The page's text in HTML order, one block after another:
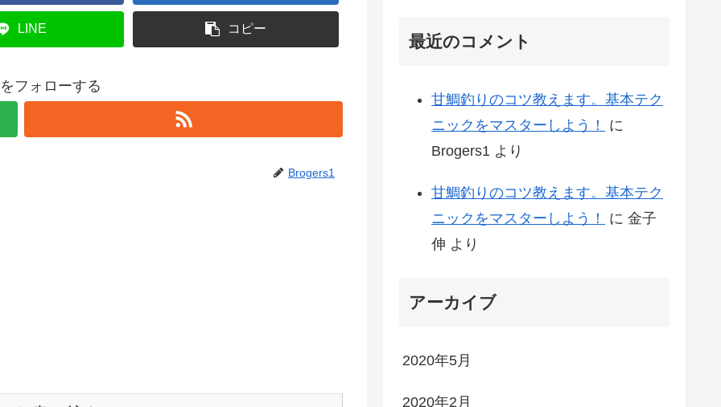
LINE コピー
フォローする
Brogers1
最近のコメント
甘鯛釣りのコツ教えます。基本テク
ニックをマスターしよう！
に
Brogers1 より
甘鯛釣りのコツ教えます。基本テク
ニックをマスターしよう！
に 金子
伸 より
アーカイブ
2020年5月
2020年2月